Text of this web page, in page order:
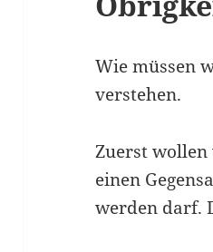
Wie müssen
verstehen.
Zuerst
einen
werden darf.